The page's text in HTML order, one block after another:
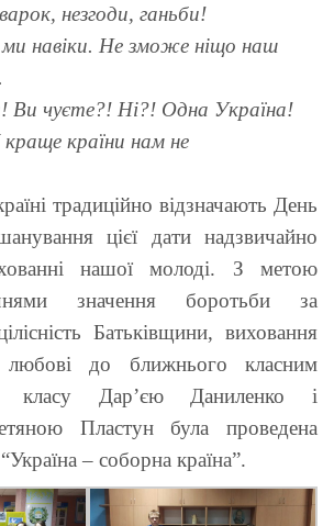
незгоди, ганьби!
ми навіки. Не зможе ніщо наш
Ви чуєте?! Ні?! Одна Україна!
країни нам не
традиційно відзначають День
цієї дати надзвичайно
нашої молоді. З метою
значення боротьби за
Батьківщини, виховання
до ближнього класним
класу Дар’єю Даниленко i
Пластун була проведена
– соборна країна”.